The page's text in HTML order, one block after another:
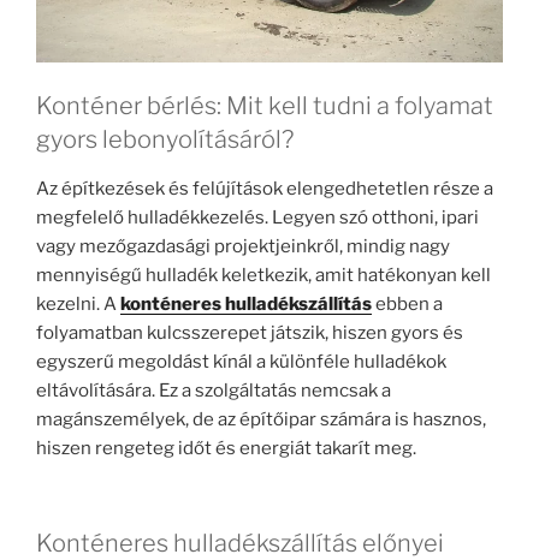
Konténer bérlés: Mit kell tudni a folyamat
gyors lebonyolításáról?
Az építkezések és felújítások elengedhetetlen része a
megfelelő hulladékkezelés. Legyen szó otthoni, ipari
vagy mezőgazdasági projektjeinkről, mindig nagy
mennyiségű hulladék keletkezik, amit hatékonyan kell
kezelni. A konténeres hulladékszállításebben a
folyamatban kulcsszerepet játszik, hiszen gyors és
egyszerű megoldást kínál a különféle hulladékok
eltávolítására. Ez a szolgáltatás nemcsak a
magánszemélyek, de az építőipar számára is hasznos,
hiszen rengeteg időt és energiát takarít meg.
Konténeres hulladékszállítás előnyei